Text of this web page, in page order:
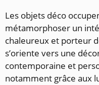
Les objets déco
métamorphoser un
chaleureux et porteur
s’oriente vers une
contemporaine et
notamment grâce aux